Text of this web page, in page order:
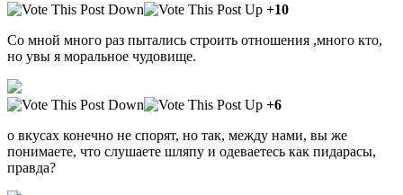
+10
Со мной много раз пытались строить отношения ,много кто,
но увы я моральное чудовище.
+6
о вкусах конечно не спорят, но так, между нами, вы же
понимаете, что слушаете шляпу и одеваетесь как пидарасы,
правда?